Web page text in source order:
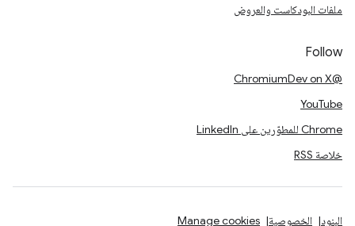
ملفات البودكاست والعروض
Follow
@ChromiumDev on X
YouTube
Chrome للمطوّرين على LinkedIn
خلاصة RSS
البنود الخصوصية Manage cookies